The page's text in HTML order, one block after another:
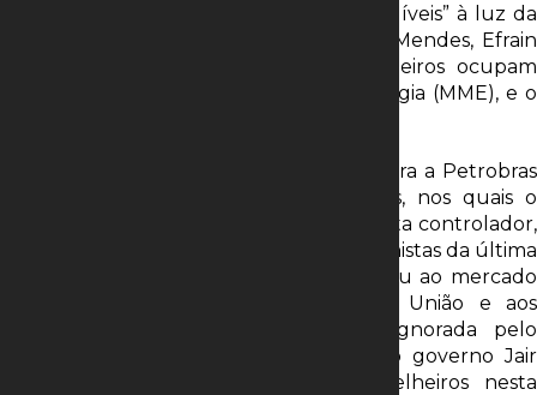
governança da estatal por serem “inelegíveis” à luz da
lei das estatais (13.303). São eles Pietro Mendes, Efrain
Cruz e Sérgio Rezende – os dois primeiros ocupam
secretarias no Ministério de Minas e Energia (MME), e o
No início de abril, a CVM enviou ofício para a Petrobras
endossando as reprovações dos nomes, nos quais o
governo, que representa a União, acionista controlador,
insistiu em aprovar na assembleia de acionistas da última
quinta-feira (27). A conduta da CVM soou ao mercado
como uma espécie de advertência à União e aos
executivos em questão, finalmente ignorada pelo
governo. Em agosto do ano passado, o governo Jair
Bolsonaro (PL) insistiu em dois conselheiros nesta